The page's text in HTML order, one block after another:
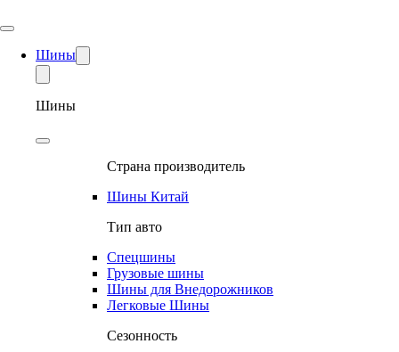
Шины
Шины
Страна производитель
Шины Китай
Тип авто
Спецшины
Грузовые шины
Шины для Внедорожников
Легковые Шины
Сезонность